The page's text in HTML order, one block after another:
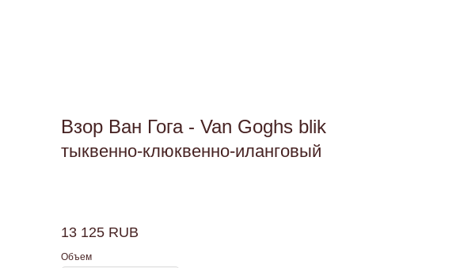
Взор Ван Гога - Van Goghs blik
тыквенно-клюквенно-иланговый
13 125 RUB
Объем